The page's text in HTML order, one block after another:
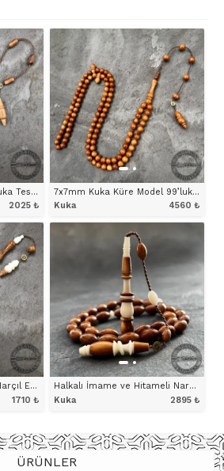
7x11mm Kapsül Model Kuka Tesbih
2025 ₺
7x7mm Kuka Küre Model 99’luk Tesbih
Kuka
4560₺
ÜRÜNÜ İNCELE
Küçük Boy Küre Model Narçıl Eklemeli Kuka Tesbih
1710 ₺
Halkalı İmame ve Hitameli Narçıl Eklemeli Beyzi Model Kuka Tesbih
Kuka
2895₺
ÜRÜNÜ İNCELE
ÜRÜNLER